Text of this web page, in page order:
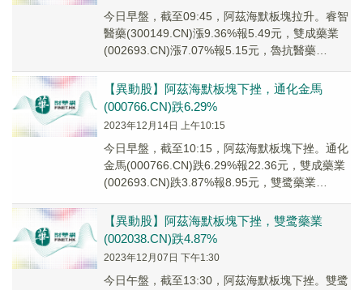
今日早盤，截至09:45，阿茲海默板塊拉升。睿智
醫藥(300149.CN)漲9.36%報5.49元，雙成藥業
(002693.CN)漲7.07%報5.15元，魯抗醫藥
【異動股】阿茲海默板塊下挫，通化金馬
(000766.CN)跌6.29%
2023年12月14日 上午10:15
今日早盤，截至10:15，阿茲海默板塊下挫。通化
金馬(000766.CN)跌6.29%報22.36元，雙成藥業
(002693.CN)跌3.87%報8.95元，雙鹭藥業
【異動股】阿茲海默板塊下挫，雙鹭藥業
(002038.CN)跌4.87%
2023年12月07日 下午1:30
今日午盤，截至13:30，阿茲海默板塊下挫。雙鹭